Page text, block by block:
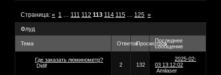
Флуд
Страница:« 1 111 112 113 114 115 125 »
Тема ОтветовПросмотровПоследнее
сообщение
Где заказать люминометр?
Didif
2 132
2025-02-
03 13:12:02
Amilaser